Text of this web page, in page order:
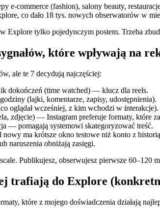
e‑commerce (fashion), salony beauty,
co dało 18 tys. nowych obserwatorów w
Explore tylko pojedynczym postem. Trzeba
które wpływają na
ale te 7 decydują najczęściej:
dokończeń (time watched) — klucz dla reels.
(lajki, komentarze, zapisy, udostępnienia).
oglądał wcześniej, z kim wchodzi w interakcje).
zdjęcie) — Instagram preferuje formaty, które
— pomagają systemowi skategoryzować treść.
ma krótsze okno testowe niż konto z
naruszenia obniżają zasięgi.
Publikujesz, obserwujesz pierwsze
trafiają do Explore
które z mojego doświadczenia działają